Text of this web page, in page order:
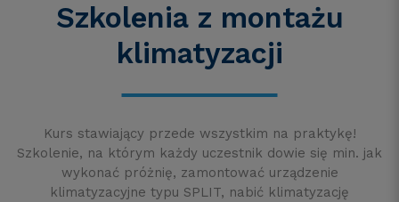
Szkolenia z montażu
klimatyzacji
Kurs stawiający przede wszystkim na praktykę!
Szkolenie, na którym każdy uczestnik dowie się min. jak
wykonać próżnię, zamontować urządzenie
klimatyzacyjne typu SPLIT, nabić klimatyzację